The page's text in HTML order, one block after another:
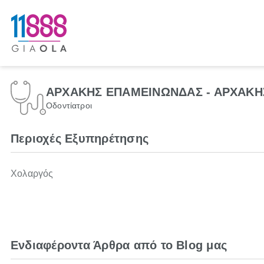
ΑΡΧΑΚΗΣ ΕΠΑΜΕΙΝΩΝΔΑΣ -
Οδοντίατροι
Περιοχές Εξυπηρέτησης
Χολαργός
Ενδιαφέροντα Άρθρα από το Blog μας